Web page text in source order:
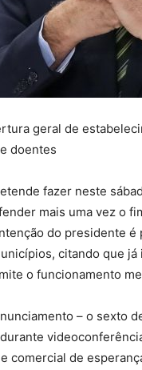
geral de
doentes
fazer neste
mais uma vez o
do presidente é
citando que
o funcionamento
– o sexto
comercial de